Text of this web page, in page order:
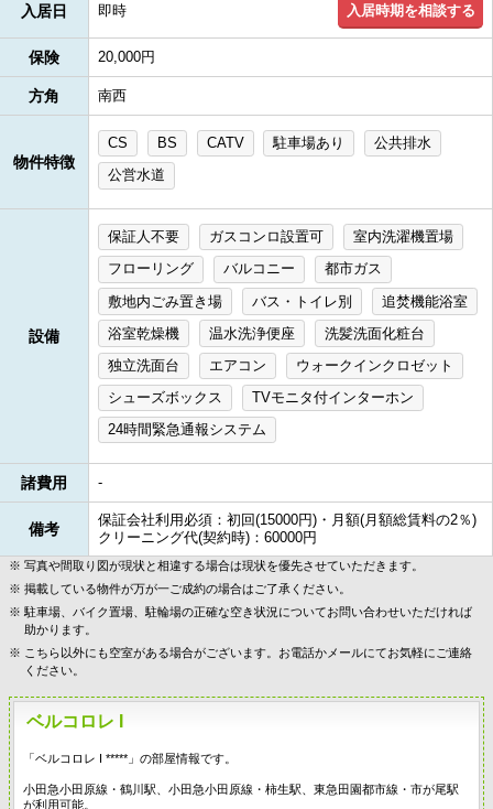
入居日 即時 入居時期を相談する
保険 20,000円
方角 南西
物件特徴
CS BS CATV 駐車場あり
公共排水
公営水道
設備
保証人不要 ガスコンロ設置可
室内洗濯機置場
フローリング
バルコニー
都市ガス
敷地内ごみ置き場
バス・トイレ別
追焚機能浴室
浴室乾燥機
温水洗浄便座
洗髪洗面化粧台
独立洗面台
エアコン
ウォークインクロゼット
シューズボックス
TVモニタ付インターホン
24時間緊急通報システム
諸費用 -
備考
保証会社利用必須：初回(15000円)・月額(月額総賃料の2％)
クリーニング代(契約時)：60000円
写真や間取り図が現状と相違する場合は現状を優先させていただきます。
掲載している物件が万が一ご成約の場合はご了承ください。
駐車場、バイク置場、駐輪場の正確な空き状況についてお問い合わせいただければ
助かります。
こちら以外にも空室がある場合がございます。お電話かメールにてお気軽にご連絡
ください。
ベルコロレ I
「ベルコロレ I *****」の部屋情報です。
小田急小田原線・鶴川駅、小田急小田原線・柿生駅、東急田園都市線・市が尾駅
が利用可能。